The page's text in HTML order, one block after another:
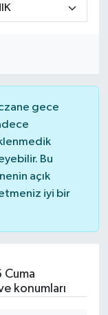
gece
Bu
açık
iyi bir
konumları